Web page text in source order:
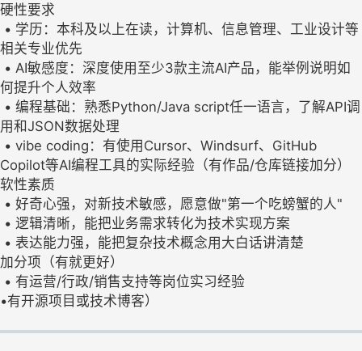
硬性要求
• 学历：本科及以上在读，计算机、信息管理、工业设计等
相关专业优先
• AI敏感度：深度使用至少3款主流AI产品，能举例说明如
何提升个人效率
• 编程基础：熟悉Python/Java script任一语言，了解API调
用和JSON数据处理
• vibe coding：有使用Cursor、Windsurf、GitHub
Copilot等AI编程工具的实际经验（有作品/仓库链接加分）
软性素质
• 好奇心强，对新技术敏感，愿意做"第一个吃螃蟹的人"
• 逻辑清晰，能把业务需求转化为技术实现方案
• 表达能力强，能把复杂技术概念用大白话讲清楚
加分项（有就更好）
• 有运营/行政/销售支持等岗位实习经验
•有开源项目或技术博客）